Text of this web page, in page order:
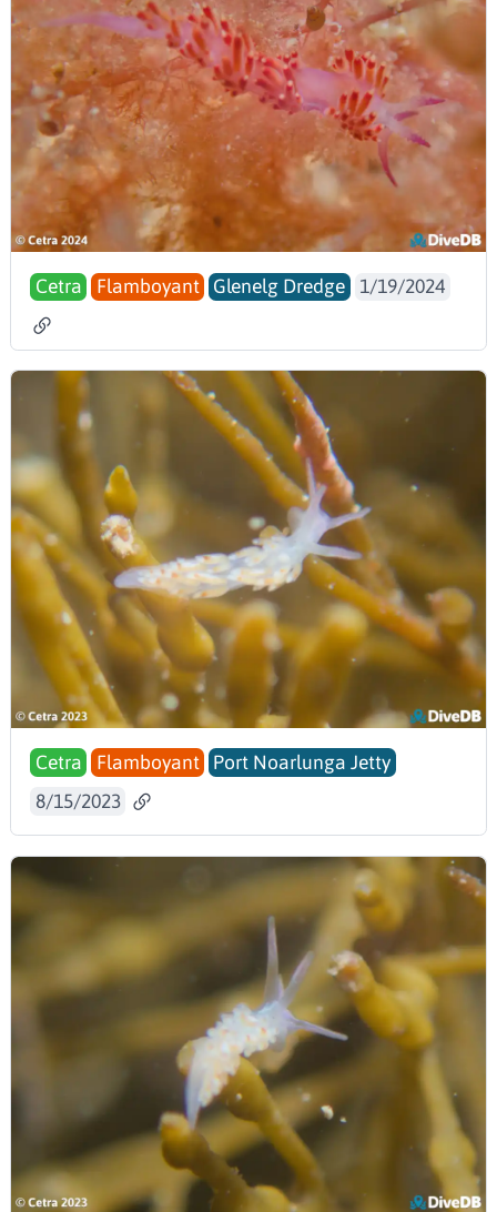
Cetra Flamboyant Glenelg Dredge 1/19/2024
Cetra Flamboyant
Port Noarlunga Jetty
8/15/2023